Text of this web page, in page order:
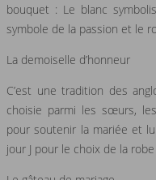
bouquet : Le blanc
symbole de la passion et le
La demoiselle d’honneur
C’est une tradition des
choisie parmi les sœurs,
pour soutenir la mariée et
jour J pour le choix de la